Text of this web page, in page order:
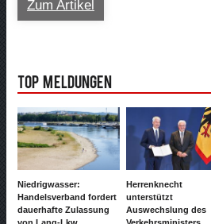
Zum Artikel
Top Meldungen
Niedrigwasser:
Handelsverband fordert
dauerhafte Zulassung
Herrenknecht
unterstützt
Auswechslung des